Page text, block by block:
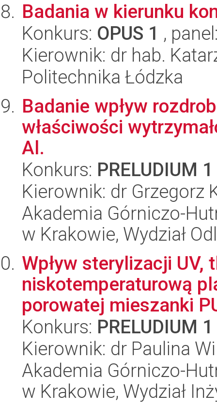
Badania w kierunku
Konkurs: OPUS 1 ,
Kierownik: dr hab.
Politechnika Łódzka
Badanie wpływ
właściwości
Al.
Konkurs: PRELUDIUM 1
Kierownik: dr Grzegorz
Akademia Górniczo-
w Krakowie, Wydział
Wpływ sterylizacji UV,
niskotemperaturową
porowatej mieszanki
Konkurs: PRELUDIUM 1
Kierownik: dr Paulina
Akademia Górniczo-
w Krakowie, Wydział